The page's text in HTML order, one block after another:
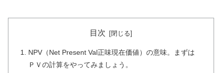
目次
NPV（Net Present Val正味現在価値）の意味。まずは
ＰＶの計算をやってみましょう。